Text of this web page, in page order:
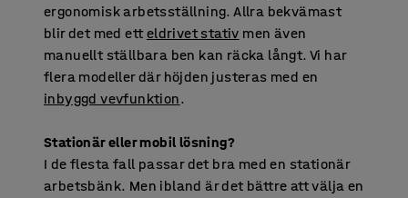
ergonomisk arbetsställning. Allra bekvämast
blir det med etteldrivet stativ men även
manuellt ställbara ben kan räcka långt. Vi har
flera modeller där höjden justeras med en
inbyggd vevfunktion.
Stationär eller mobil lösning?
I de flesta fall passar det bra med en stationär
arbetsbänk. Men ibland är det bättre att välja en